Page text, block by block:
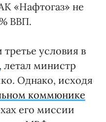
«Нафтогаз» не
ВВП.
третье условия в
, летал министр
Однако, исходя
коммюнике
его миссии